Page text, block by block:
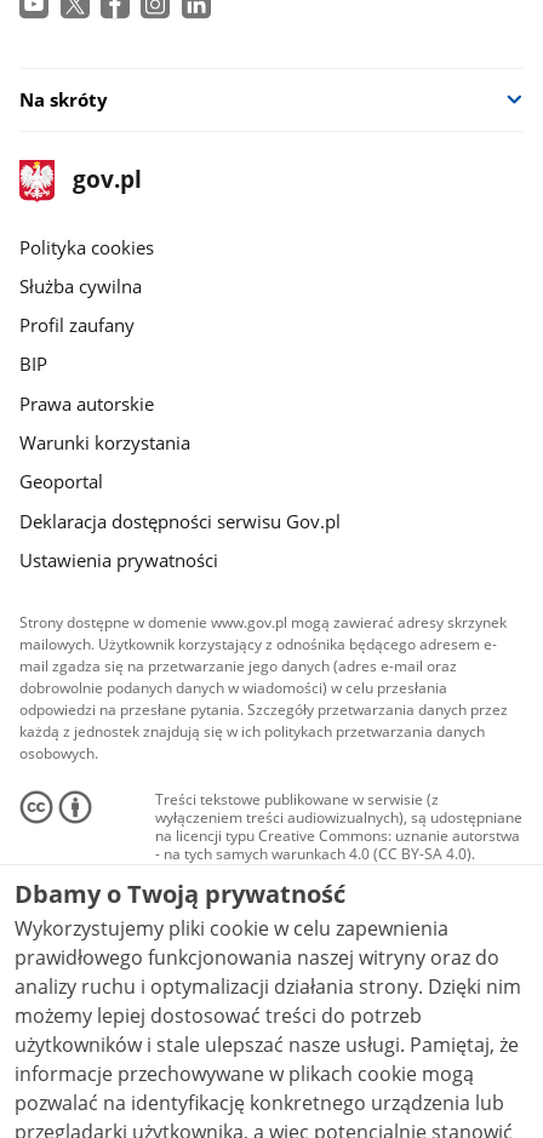
Na skróty
stopka
gov.pl
Strona
gov.pl
gov.pl
Polityka cookies
Służba cywilna
Profil zaufany
BIP
Prawa autorskie
Warunki korzystania
Geoportal
Deklaracja dostępności serwisu Gov.pl
Ustawienia prywatności
Strony dostępne w domenie www.gov.pl mogą zawierać adresy skrzynek
mailowych. Użytkownik korzystający z odnośnika będącego adresem e-
mail zgadza się na przetwarzanie jego danych (adres e-mail oraz
dobrowolnie podanych danych w wiadomości) w celu przesłania
odpowiedzi na przesłane pytania. Szczegóły przetwarzania danych przez
każdą z jednostek znajdują się w ich politykach przetwarzania danych
osobowych.
Treści tekstowe publikowane w serwisie (z
wyłączeniem treści audiowizualnych), są udostępniane
na licencji typu Creative Commons: uznanie autorstwa
- na tych samych warunkach 4.0 (CC BY-SA 4.0).
Materiały audiowizualne, w tym zdjęcia, materiały
audio i wideo, są udostępniane na licencji typu
Creative Commons: uznanie autorstwa użycie
niekomercyjne - bez utworów zależnych 4.0 (CC BY-
NC-ND 4.0), o ile nie jest to stwierdzone inaczej.
Dbamy o Twoją prywatność
Wykorzystujemy pliki cookie w celu zapewnienia
prawidłowego funkcjonowania naszej witryny oraz do
analizy ruchu i optymalizacji działania strony. Dzięki nim
możemy lepiej dostosować treści do potrzeb
użytkowników i stale ulepszać nasze usługi. Pamiętaj, że
informacje przechowywane w plikach cookie mogą
pozwalać na identyfikację konkretnego urządzenia lub
przeglądarki użytkownika, a więc potencjalnie stanowić